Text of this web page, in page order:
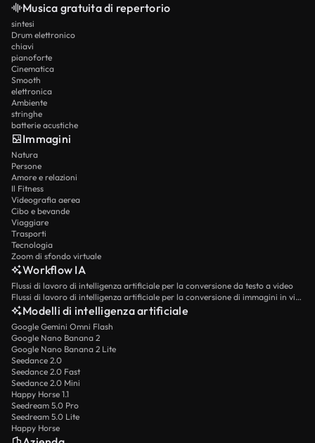
Musica gratuita di repertorio
sintesi
Drum elettronico
chiavi
pianoforte
Cinematica
Smooth
elettronica
Ambiente
stringhe
batterie acustiche
Immagini
Natura
Persone
Amore e relazioni
Il Fitness
Videografia aerea
Cibo e bevande
Viaggiare
Trasporti
Tecnologia
Zoom di sfondo virtuale
Workflow IA
Flussi di lavoro di intelligenza artificiale per la conversione da testo a video
Flussi di lavoro di intelligenza artificiale per la conversione di immagini in video
Modelli di intelligenza artificiale
Google Gemini Omni Flash
Google Nano Banana 2
Google Nano Banana 2 Lite
Seedance 2.0
Seedance 2.0 Fast
Seedance 2.0 Mini
Happy Horse 1.1
Seedream 5.0 Pro
Seedream 5.0 Lite
Happy Horse